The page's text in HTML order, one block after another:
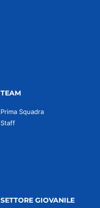
TEAM
Prima Squadra
Staff
SETTORE GIOVANILE